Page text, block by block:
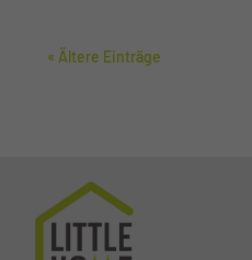
« Ältere Einträge